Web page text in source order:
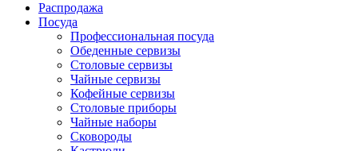
Распродажа
Посуда
Профессиональная посуда
Обеденные сервизы
Столовые сервизы
Чайные сервизы
Кофейные сервизы
Столовые приборы
Чайные наборы
Сковороды